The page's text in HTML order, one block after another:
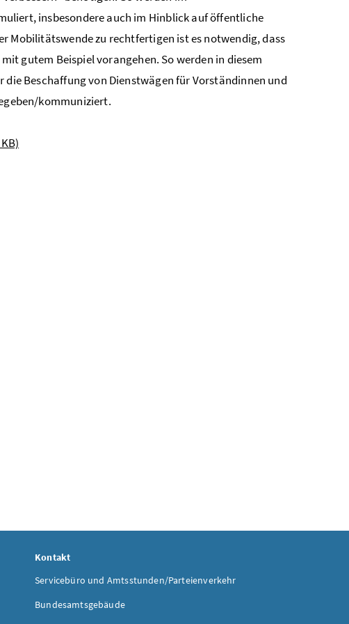
insbesondere auch im Hinblick auf öffentliche
Mobilitätswende zu rechtfertigen ist es notwendig, dass
gutem Beispiel vorangehen. So werden in diesem
Beschaffung von Dienstwägen für Vorständinnen und
kommuniziert.
Kontakt
Servicebüro und Amtsstunden/Parteienverkehr
Bundesamtsgebäude